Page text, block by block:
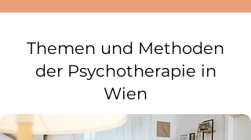
Themen und Methoden
der Psychotherapie in
Wien